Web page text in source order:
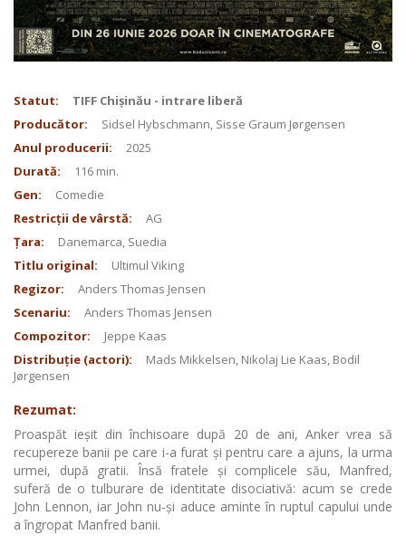
Statut:
TIFF Chișinău - intrare liberă
Producător:
Sidsel Hybschmann, Sisse Graum Jørgensen
Anul producerii:
2025
Durată:
116 min.
Gen:
Comedie
Restricții de vârstă:
AG
Țara:
Danemarca, Suedia
Titlu original:
Ultimul Viking
Regizor:
Anders Thomas Jensen
Scenariu:
Anders Thomas Jensen
Compozitor:
Jeppe Kaas
Distribuție (actori):
Mads Mikkelsen, Nikolaj Lie Kaas, Bodil
Jørgensen
Rezumat:
Proaspăt ieșit din închisoare după 20 de ani, Anker vrea să
recupereze banii pe care i-a furat şi pentru care a ajuns, la urma
urmei, după gratii. Însă fratele și complicele său, Manfred,
suferă de o tulburare de identitate disociativă: acum se crede
John Lennon, iar John nu-și aduce aminte în ruptul capului unde
a îngropat Manfred banii.